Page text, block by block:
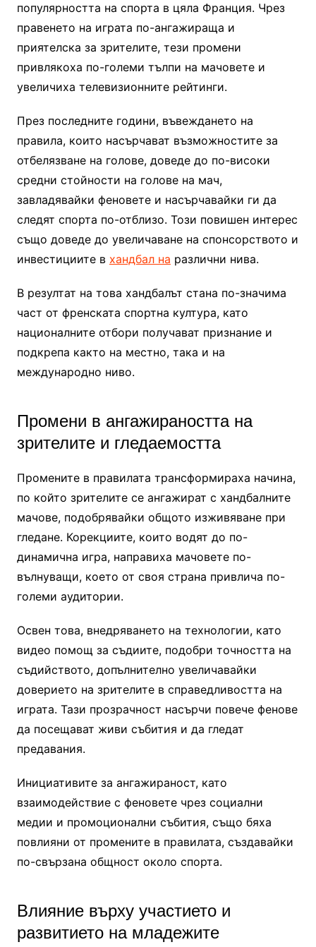
популярността на спорта в цяла Франция. Чрез
правенето на играта по-ангажираща и
приятелска за зрителите, тези промени
привлякоха по-големи тълпи на мачовете и
увеличиха телевизионните рейтинги.
През последните години, въвеждането на
правила, които насърчават възможностите за
отбелязване на голове, доведе до по-високи
средни стойности на голове на мач,
завладявайки феновете и насърчавайки ги да
следят спорта по-отблизо. Този повишен интерес
също доведе до увеличаване на спонсорството и
инвестициите в хандбал на различни нива.
В резултат на това хандбалът стана по-значима
част от френската спортна култура, като
националните отбори получават признание и
подкрепа както на местно, така и на
международно ниво.
Промени в ангажираността на
зрителите и гледаемостта
Промените в правилата трансформираха начина,
по който зрителите се ангажират с хандбалните
мачове, подобрявайки общото изживяване при
гледане. Корекциите, които водят до по-
динамична игра, направиха мачовете по-
вълнуващи, което от своя страна привлича по-
големи аудитории.
Освен това, внедряването на технологии, като
видео помощ за съдиите, подобри точността на
съдийството, допълнително увеличавайки
доверието на зрителите в справедливостта на
играта. Тази прозрачност насърчи повече фенове
да посещават живи събития и да гледат
предавания.
Инициативите за ангажираност, като
взаимодействие с феновете чрез социални
медии и промоционални събития, също бяха
повлияни от промените в правилата, създавайки
по-свързана общност около спорта.
Влияние върху участието и
развитието на младежите